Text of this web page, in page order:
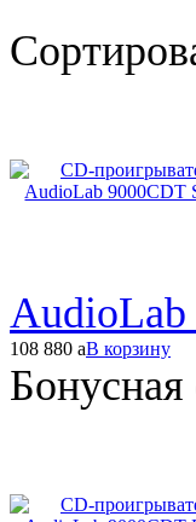
108 880 aВ корзину